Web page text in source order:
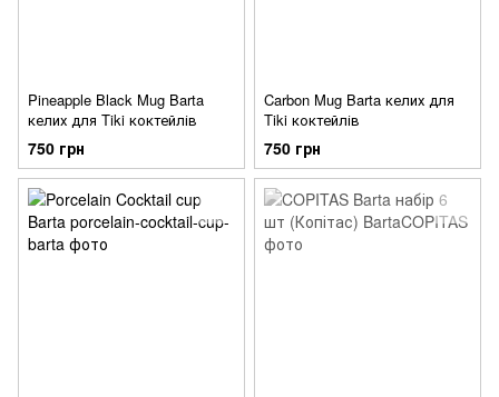
Pineapple Black Mug Barta
келих для Tiki коктейлів
750 грн
Carbon Mug Barta келих для
Tiki коктейлів
750 грн